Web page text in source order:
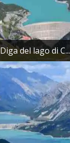
Diga del lago di C...